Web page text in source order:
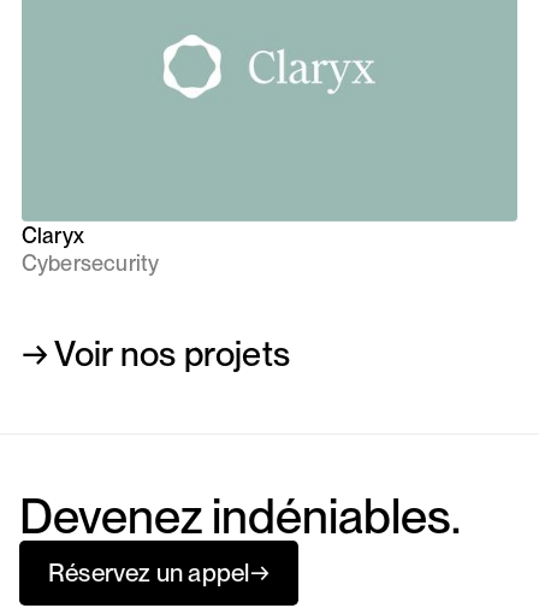
Claryx
Cybersecurity
→ Voir nos projets
Devenez indéniables.
Réservez un appel→